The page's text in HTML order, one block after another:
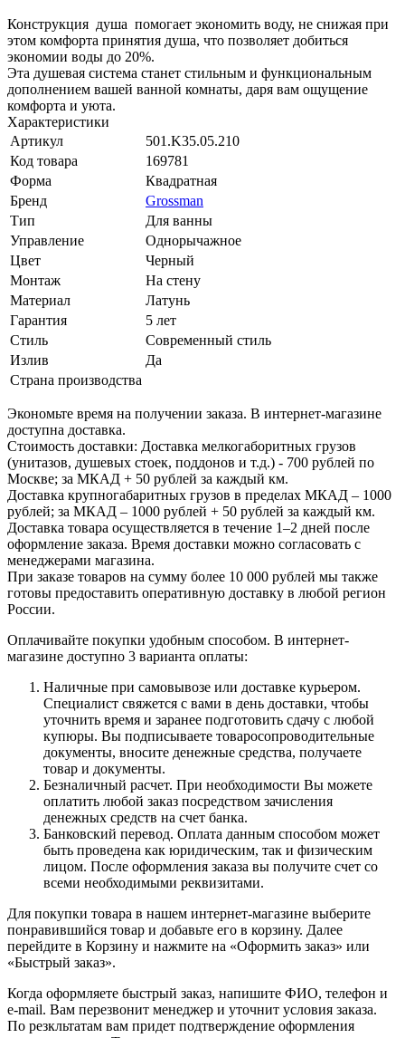
Конструкция душа помогает экономить воду, не снижая при
этом комфорта принятия душа, что позволяет добиться
экономии воды до 20%.
Эта душевая система станет стильным и функциональным
дополнением вашей ванной комнаты, даря вам ощущение
комфорта и уюта.
Характеристики
Артикул
501.K35.05.210
Код товара
169781
Форма
Квадратная
Бренд
Grossman
Тип
Для ванны
Управление
Однорычажное
Цвет
Черный
Монтаж
На стену
Материал
Латунь
Гарантия
5 лет
Стиль
Современный стиль
Излив
Да
Страна производства
Экономьте время на получении заказа. В интернет-магазине
доступна доставка.
Стоимость доставки: Доставка мелкогаборитных грузов
(унитазов, душевых стоек, поддонов и т.д.) - 700 рублей по
Москве; за МКАД + 50 рублей за каждый км.
Доставка крупногабаритных грузов в пределах МКАД – 1000
рублей; за МКАД – 1000 рублей + 50 рублей за каждый км.
Доставка товара осуществляется в течение 1–2 дней после
оформление заказа. Время доставки можно согласовать с
менеджерами магазина.
При заказе товаров на сумму более 10 000 рублей мы также
готовы предоставить оперативную доставку в любой регион
России.
Оплачивайте покупки удобным способом. В интернет-
магазине доступно 3 варианта оплаты:
Наличные при самовывозе или доставке курьером.
Специалист свяжется с вами в день доставки, чтобы
уточнить время и заранее подготовить сдачу с любой
купюры. Вы подписываете товаросопроводительные
документы, вносите денежные средства, получаете
товар и документы.
Безналичный расчет. При необходимости Вы можете
оплатить любой заказ посредством зачисления
денежных средств на счет банка.
Банковский перевод. Оплата данным способом может
быть проведена как юридическим, так и физическим
лицом. После оформления заказа вы получите счет со
всеми необходимыми реквизитами.
Для покупки товара в нашем интернет-магазине выберите
понравившийся товар и добавьте его в корзину. Далее
перейдите в Корзину и нажмите на «Оформить заказ» или
«Быстрый заказ».
Когда оформляете быстрый заказ, напишите ФИО, телефон и
e-mail. Вам перезвонит менеджер и уточнит условия заказа.
По резкльтатам вам придет подтверждение оформления